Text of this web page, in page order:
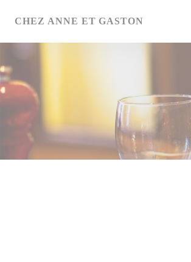
CHEZ ANNE ET GASTON